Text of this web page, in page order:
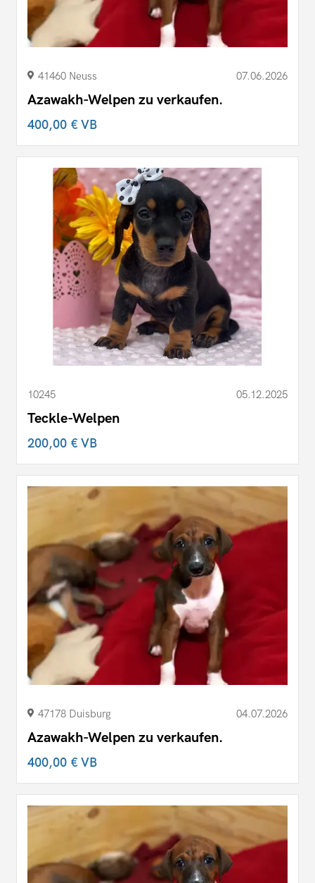
41460 Neuss 07.06.2026
Azawakh-Welpen zu verkaufen.
400,00 €VB
10245 05.12.2025
Teckle-Welpen
200,00 €VB
47178 Duisburg 04.07.2026
Azawakh-Welpen zu verkaufen.
400,00 €VB